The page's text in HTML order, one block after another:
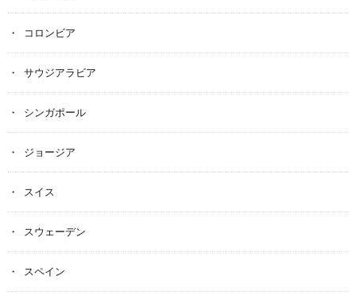
コロンビア
サウジアラビア
シンガポール
ジョージア
スイス
スウェーデン
スペイン